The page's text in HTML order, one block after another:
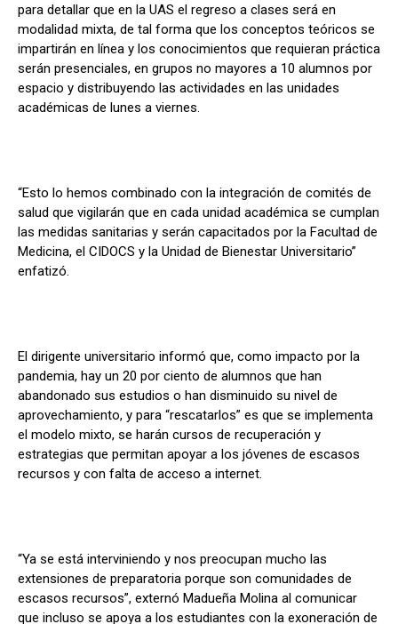
para detallar que en la UAS el regreso a clases será en
modalidad mixta, de tal forma que los conceptos teóricos se
impartirán en línea y los conocimientos que requieran práctica
serán presenciales, en grupos no mayores a 10 alumnos por
espacio y distribuyendo las actividades en las unidades
académicas de lunes a viernes.
“Esto lo hemos combinado con la integración de comités de
salud que vigilarán que en cada unidad académica se cumplan
las medidas sanitarias y serán capacitados por la Facultad de
Medicina, el CIDOCS y la Unidad de Bienestar Universitario”
enfatizó.
El dirigente universitario informó que, como impacto por la
pandemia, hay un 20 por ciento de alumnos que han
abandonado sus estudios o han disminuido su nivel de
aprovechamiento, y para “rescatarlos” es que se implementa
el modelo mixto, se harán cursos de recuperación y
estrategias que permitan apoyar a los jóvenes de escasos
recursos y con falta de acceso a internet.
“Ya se está interviniendo y nos preocupan mucho las
extensiones de preparatoria porque son comunidades de
escasos recursos”, externó Madueña Molina al comunicar
que incluso se apoya a los estudiantes con la exoneración de